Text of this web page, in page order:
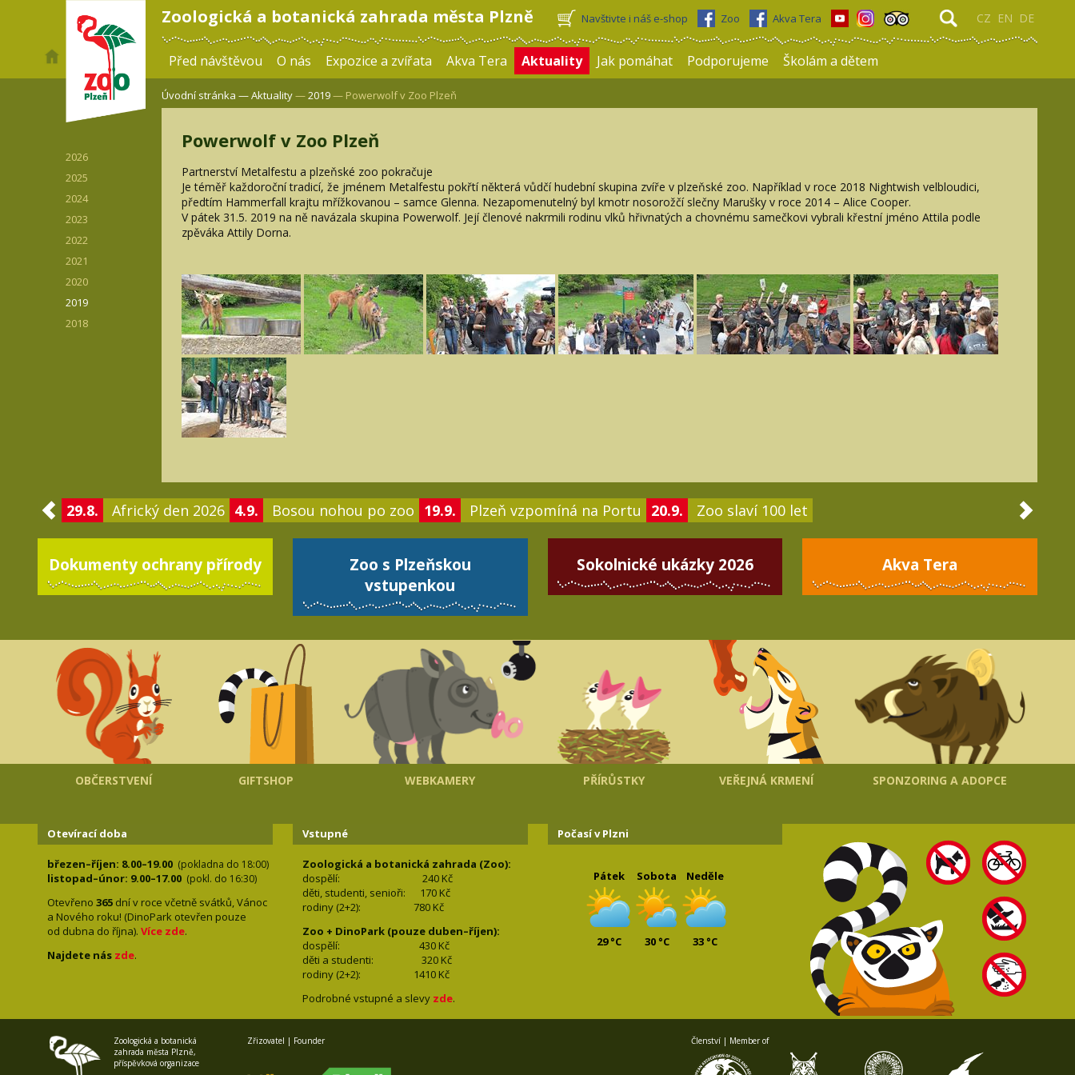
Zoologická a botanická zahrada města Plzně CZ EN DE
Navštivte i náš e-shop Zoo Akva Tera
Před návštěvou O nás Expozice a zvířata Akva Tera Aktuality Jak pomáhat Podporujeme Školám a dětem
2026
2025
2024
2023
2022
2021
2020
2019
2018
Úvodní stránka —Aktuality—2019— Powerwolf v Zoo Plzeň
Powerwolf v Zoo Plzeň
Partnerství Metalfestu a plzeňské zoo pokračuje
Je téměř každoroční tradicí, že jménem Metalfestu pokřtí některá vůdčí hudební skupina zvíře v plzeňské zoo. Například v roce 2018 Nightwish velbloudici,
předtím Hammerfall krajtu mřížkovanou – samce Glenna. Nezapomenutelný byl kmotr nosorožčí slečny Marušky v roce 2014 – Alice Cooper.
V pátek 31.5. 2019 na ně navázala skupina Powerwolf. Její členové nakrmili rodinu vlků hřivnatých a chovnému samečkovi vybrali křestní jméno Attila podle
zpěváka Attily Dorna.
29.8. Africký den 2026 4.9. Bosou nohou po zoo 19.9. Plzeň vzpomíná na Portu 20.9. Zoo slaví 100 let
Dokumenty ochrany přírody
Zoo s Plzeňskou
vstupenkou
Sokolnické ukázky 2026 Akva Tera
OBČERSTVENÍ GIFTSHOP WEBKAMERY PŘÍRŮSTKY VEŘEJNÁ KRMENÍ SPONZORING A ADOPCE
Otevírací doba
březen–říjen: 8.00–19.00 (pokladna do 18:00)
listopad–únor: 9.00–17.00 (pokl. do 16:30)
Otevřeno 365 dní v roce včetně svátků, Vánoc
a Nového roku! (DinoPark otevřen pouze
od dubna do října). Více zde.
Najdete nás zde.
Vstupné
Zoologická a botanická zahrada (Zoo):
dospělí:
240 Kč
děti, studenti, senioři: 170Kč
rodiny (2+2): 780Kč
Zoo + DinoPark (pouze duben–říjen):
dospělí: 430Kč
děti a studenti: 320 Kč
rodiny (2+2): 1410 Kč
Podrobné vstupné a slevy zde.
Počasí v Plzni
Pátek
29 °C
Sobota
30 °C
Neděle
33 °C
Zoologická a botanická
zahrada města Plzně,
příspěvková organizace
Zřizovatel | Founder Členství | Member of